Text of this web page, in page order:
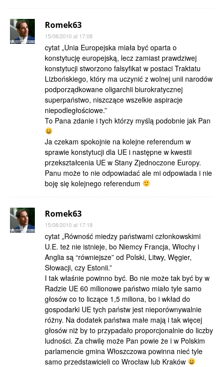
Romek63
15/08/2010 at 17:08
cytat „Unia Europejska miała być oparta o
konstytucję europejską, lecz zamiast prawdziwej
konstytucji stworzono falsyfikat w postaci Traktatu
Lizbońskiego, który ma uczynić z wolnej unii narodów
podporządkowane oligarchii biurokratycznej
superpaństwo, niszczące wszelkie aspiracje
niepodległościowe.”
To Pana zdanie i tych którzy myślą podobnie jak Pan
Ja czekam spokojnie na kolejne referendum w
sprawie konstytucji dla UE i następne w kwestii
przekształcenia UE w Stany Zjednoczone Europy.
Panu może to nie odpowiadać ale mi odpowiada i nie
boję się kolejnego referendum
Romek63
15/08/2010 at 17:18
cytat „Równość miedzy państwami członkowskimi
U.E. też nie istnieje, bo Niemcy Francja, Włochy i
Anglia są “równiejsze” od Polski, Litwy, Węgier,
Słowacji, czy Estonii.”
I tak właśnie powinno być. Bo nie może tak być by w
Radzie UE 60 milionowe państwo miało tyle samo
głosów co to liczące 1,5 miliona, bo i wkład do
gospodarki UE tych państw jest nieporównywalnie
różny. Na dodatek państwa małe mają i tak więcej
głosów niż by to przypadało proporcjonalnie do liczby
ludności. Za chwilę może Pan powie że i w Polskim
parlamencie gmina Włoszczowa powinna nieć tyle
samo przedstawicieli co Wrocław lub Kraków